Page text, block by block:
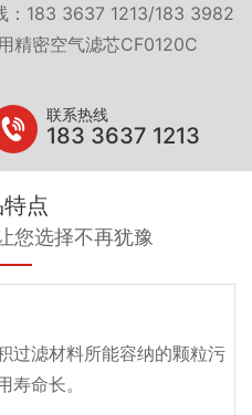
：183 3637 1213/183 3982
精密空气滤芯CF0120C
联系热线
183 3637 1213
点
您选择不再犹豫
过滤材料所能容纳的颗粒污
命长。